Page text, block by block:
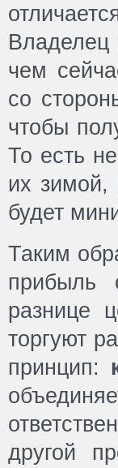
чем
со
чтобы
То есть
их зимой,
будет
Таким
прибыль
разнице
торгуют
принцип:
другой